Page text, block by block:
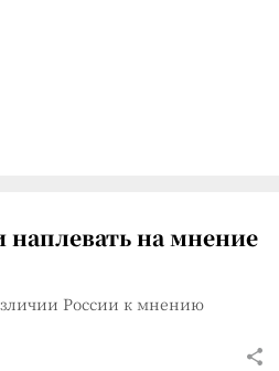
наплевать на мнение
России к мнению